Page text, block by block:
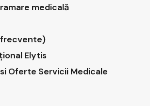
medicală
frecvente)
Elytis
Oferte Servicii Medicale